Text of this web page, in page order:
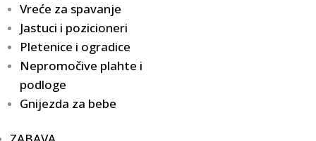
Vreće za spavanje
Jastuci i pozicioneri
Pletenice i ogradice
Nepromočive plahte i
podloge
Gnijezda za bebe